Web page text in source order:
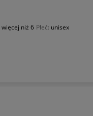
więcej niż 6 Płeć: unisex